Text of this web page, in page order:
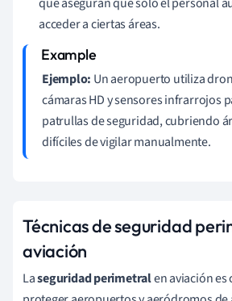
acceder a ciertas áreas.
Ejemplo: Un aeropuerto utiliza
cámaras HD y sensores infrarrojos
patrullas de seguridad, cubriendo
difíciles de vigilar manualmente.
Técnicas de seguridad
aviación
Laseguridad perimetralen aviación es